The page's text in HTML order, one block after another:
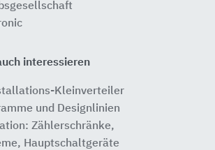
interessieren
Kleinverteiler
und Designlinien
Zählerschränke,
Hauptschaltgeräte